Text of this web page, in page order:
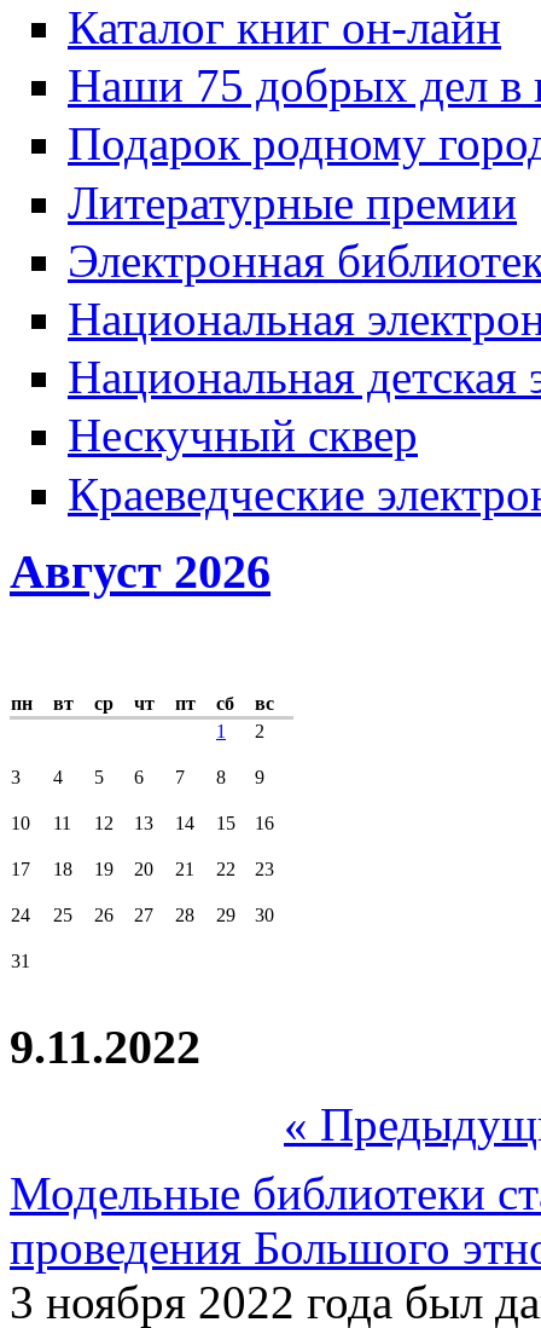
Каталог книг он-лайн
Наши 75 добрых дел в
Подарок родному
Литературные премии
Электронная
Национальная
Национальная детская
Нескучный сквер
Краеведческие
Август 2026
пн вт ср чт пт сб
вс
1
2
3 4 5 6 7 8 9
10 11 12 13 14 15 16
17 18 19 20 21 22 23
24 25 26 27 28 29 30
31
9.11.2022
«
Модельные библиотеки
проведения Большого
3 ноября 2022 года был